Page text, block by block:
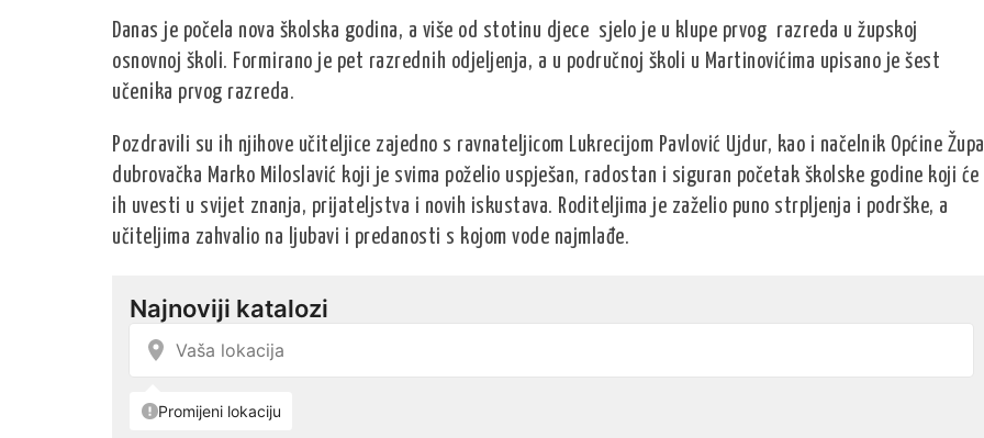
Danas je počela nova školska godina, a više od stotinu djece sjelo je u klupe prvog razreda u župskoj
osnovnoj školi. Formirano je pet razrednih odjeljenja, a u područnoj školi u Martinovićima upisano je šest
učenika prvog razreda.
Pozdravili su ih njihove učiteljice zajedno s ravnateljicom Lukrecijom Pavlović Ujdur, kao i načelnik Općine Župa
dubrovačka Marko Miloslavić koji je svima poželio uspješan, radostan i siguran početak školske godine koji će
ih uvesti u svijet znanja, prijateljstva i novih iskustava. Roditeljima je zaželio puno strpljenja i podrške, a
učiteljima zahvalio na ljubavi i predanosti s kojom vode najmlađe.